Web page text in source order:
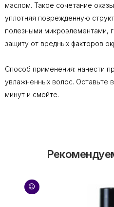
маслом. Такое сочетание
уплотняя поврежденную
полезными микроэлементами,
защиту от вредных факторов
Способ применения: нанести
увлажненных волос. Оставьте
минут и смойте.